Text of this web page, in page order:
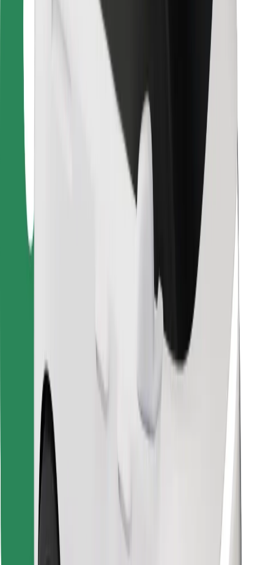
Para estafetas
Para gestores de frota
Para restaurantes
Bolt for Business
Termos & Condições
Encontra o teu prato favorito!
Instalar app da Bolt Food